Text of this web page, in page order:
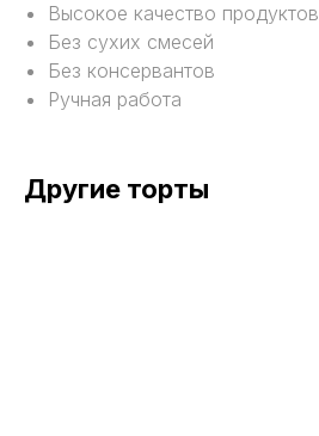
Высокое качество продуктов
Без сухих смесей
Без консервантов
Ручная работа
Другие торты